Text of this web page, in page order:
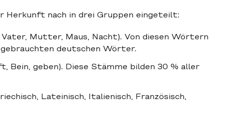
Herkunft nach in drei Gruppen eingeteilt:
Mutter, Maus, Nacht). Von diesen Wörtern
deutschen Wörter.
Bein, geben). Diese Stämme bilden 30 % aller
Lateinisch, Italienisch, Französisch,